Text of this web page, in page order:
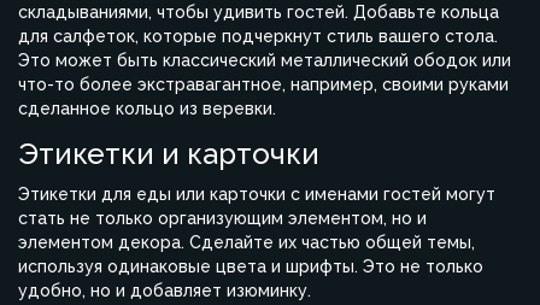
складываниями, чтобы удивить гостей. Добавьте кольца
для салфеток, которые подчеркнут стиль вашего стола.
Это может быть классический металлический ободок или
что-то более экстравагантное, например, своими руками
сделанное кольцо из веревки.
Этикетки и карточки
Этикетки для еды или карточки с именами гостей могут
стать не только организующим элементом, но и
элементом декора. Сделайте их частью общей темы,
используя одинаковые цвета и шрифты. Это не только
удобно, но и добавляет изюминку.